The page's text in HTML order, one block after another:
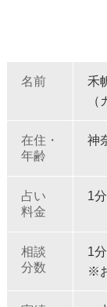
名前
禾
（
在住・
年齢
神
占い
料金
1
相談
分数
1
※